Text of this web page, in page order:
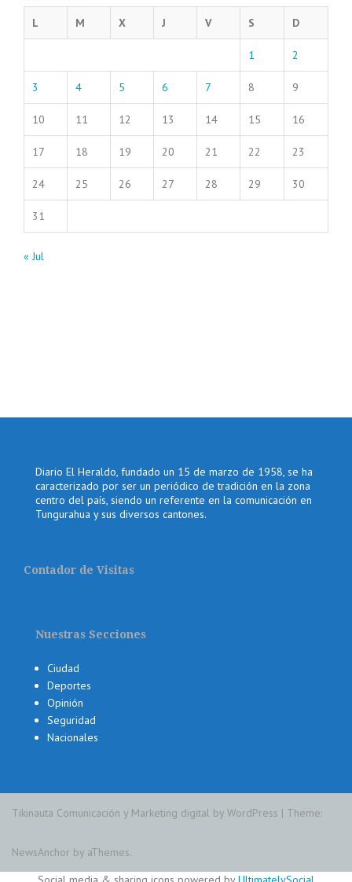
L M X J V S D
1 2
3 4 5 6 7 8 9
10 11 12 13 14 15 16
17 18 19 20 21 22 23
24 25 26 27 28 29 30
31
« Jul
Diario El Heraldo, fundado un 15 de marzo de 1958, se ha
caracterizado por ser un periódico de tradición en la zona
centro del país, siendo un referente en la comunicación en
Tungurahua y sus diversos cantones.
Contador de Visitas
Nuestras Secciones
Ciudad
Deportes
Opinión
Seguridad
Nacionales
Tikinauta Comunicación y Marketing digital by WordPress | Theme:
NewsAnchor by aThemes.